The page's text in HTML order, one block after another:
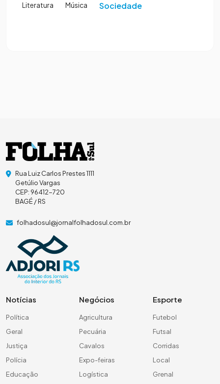
Literatura Música Sociedade
Rua Luiz Carlos Prestes 1111
Getúlio Vargas
CEP: 96412-720
BAGÉ / RS
folhadosul@jornalfolhadosul.com.br
Notícias
Política
Geral
Justiça
Polícia
Educação
Negócios
Agricultura
Pecuária
Cavalos
Expo-feiras
Logística
Esporte
Futebol
Futsal
Corridas
Local
Grenal